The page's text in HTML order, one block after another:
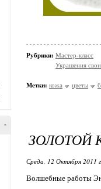
-
Рубрики: Мастер-класс
Украшения
Метки: кожа цветы
ЗОЛОТОЙ
Среда, 12 Октября 2011
Волшебные работы